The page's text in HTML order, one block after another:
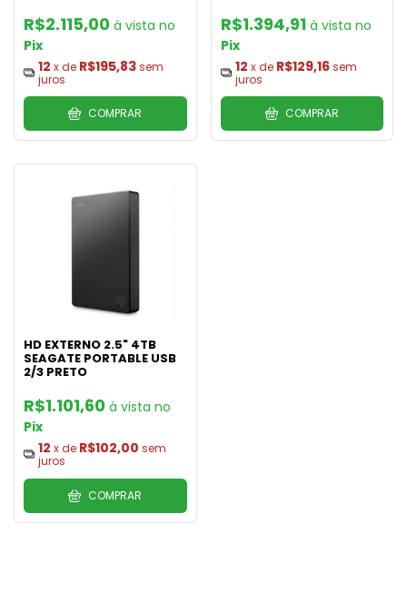
R$2.115,00
Pix
12 x de R$195,83sem
juros
COMPRAR
R$1.394,91
Pix
12 x de R$129,16 sem
juros
COMPRAR
HD EXTERNO 2.5" 4TB
SEAGATE PORTABLE USB
2/3 PRETO
R$1.101,60
Pix
12 x de R$102,00 sem
juros
COMPRAR